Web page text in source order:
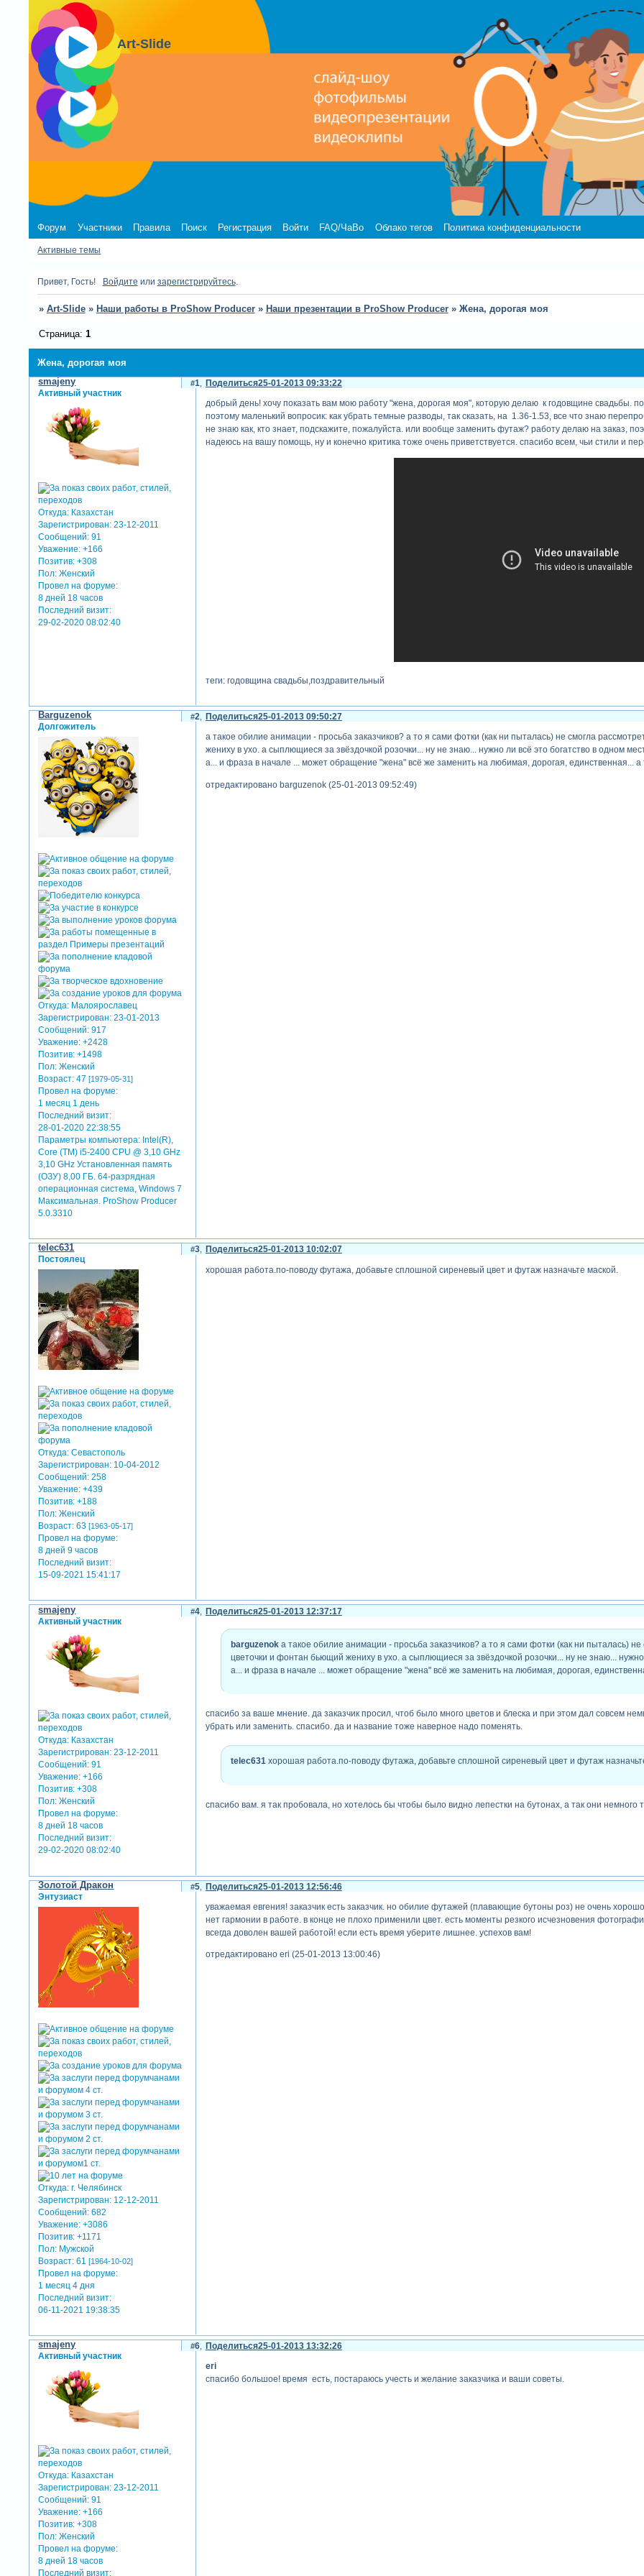
Art-Slide
Форум Участники Правила Поиск Регистрация Войти FAQ/ЧаВо Облако тегов Политика конфиденциальности
Активные темы
Привет, Гость! Войдите или зарегистрируйтесь.
» Art-Slide » Наши работы в ProShow Producer » Наши презентации в ProShow Producer » Жена, дорогая моя
Жена, дорогая моя
Страница: 1
Поделиться
1 25-01-2013 09:33:22
smajeny
Активный участник
Откуда: Казахстан
Зарегистрирован: 23-12-2011
Сообщений: 91
Уважение: +166
Позитив: +308
Пол: Женский
Провел на форуме:
8 дней 18 часов
Последний визит:
29-02-2020 08:02:40
добрый день! хочу показать вам мою работу "жена, дорогая моя", которую делаю к годовщине свадьбы.
поэтому маленький вопросик: как убрать темные разводы, так сказать, на 1.36-1.53, все что знаю
не знаю как, кто знает, подскажите, пожалуйста. или вообще заменить футаж? работу делаю на заказ,
надеюсь на вашу помощь, ну и конечно критика тоже очень приветствуется. спасибо всем, чьи стили и
теги: годовщина свадьбы,поздравительный
Поделиться
2 25-01-2013 09:50:27
Barguzenok
Долгожитель
Откуда: Малоярославец
Зарегистрирован: 23-01-2013
Сообщений: 917
Уважение: +2428
Позитив: +1498
Пол: Женский
Возраст: 47[1979-05-31]
Провел на форуме:
1 месяц 1 день
Последний визит:
28-01-2020 22:38:55
Параметры компьютера: Intel(R),
Core (TM) i5-2400 CPU @ 3,10 GHz
3,10 GHz Установленная память
(ОЗУ) 8,00 ГБ. 64-разрядная
операционная система, Windows 7
Максимальная. ProShow Producer
5.0.3310
а такое обилие анимации - просьба заказчиков? а то я сами фотки (как ни пыталась) не смогла
жениху в ухо. а сыплющиеся за звёздочкой розочки... ну не знаю... нужно ли всё это богатство в одном
а... и фраза в начале ... может обращение "жена" всё же заменить на любимая, дорогая, единственная... а
отредактировано barguzenok (25-01-2013 09:52:49)
Поделиться
3 25-01-2013 10:02:07
telec631
Постоялец
Откуда: Севастополь
Зарегистрирован: 10-04-2012
Сообщений: 258
Уважение: +439
Позитив: +188
Пол: Женский
Возраст: 63[1963-05-17]
Провел на форуме:
8 дней 9 часов
Последний визит:
15-09-2021 15:41:17
хорошая работа.по-поводу футажа, добавьте сплошной сиреневый цвет и футаж назначьте маской.
Поделиться
4 25-01-2013 12:37:17
smajeny
Активный участник
Откуда: Казахстан
Зарегистрирован: 23-12-2011
Сообщений: 91
Уважение: +166
Позитив: +308
Пол: Женский
Провел на форуме:
8 дней 18 часов
Последний визит:
29-02-2020 08:02:40
barguzenok а такое обилие анимации - просьба заказчиков? а то я сами фотки (как ни пыталась)
цветочки и фонтан бьющий жениху в ухо. а сыплющиеся за звёздочкой розочки... ну не знаю...
а... и фраза в начале ... может обращение "жена" всё же заменить на любимая, дорогая,
спасибо за ваше мнение. да заказчик просил, чтоб было много цветов и блеска и при этом дал совсем
убрать или заменить. спасибо. да и название тоже наверное надо поменять.
telec631 хорошая работа.по-поводу футажа, добавьте сплошной сиреневый цвет и футаж
спасибо вам. я так пробовала, но хотелось бы чтобы было видно лепестки на бутонах, а так они немного
Поделиться
5 25-01-2013 12:56:46
Золотой Дракон
Энтузиаст
Откуда: г. Челябинск
Зарегистрирован: 12-12-2011
Сообщений: 682
Уважение: +3086
Позитив: +1171
Пол: Мужской
Возраст: 61[1964-10-02]
Провел на форуме:
1 месяц 4 дня
Последний визит:
06-11-2021 19:38:35
уважаемая евгения! заказчик есть заказчик. но обилие футажей (плавающие бутоны роз) не очень
нет гармонии в работе. в конце не плохо применили цвет. есть моменты резкого исчезновения
всегда доволен вашей работой! если есть время уберите лишнее. успехов вам!
отредактировано eri (25-01-2013 13:00:46)
Поделиться
6 25-01-2013 13:32:26
smajeny
Активный участник
Откуда: Казахстан
Зарегистрирован: 23-12-2011
Сообщений: 91
Уважение: +166
Позитив: +308
Пол: Женский
Провел на форуме:
8 дней 18 часов
Последний визит:
eri
спасибо большое! время есть, постараюсь учесть и желание заказчика и ваши советы.